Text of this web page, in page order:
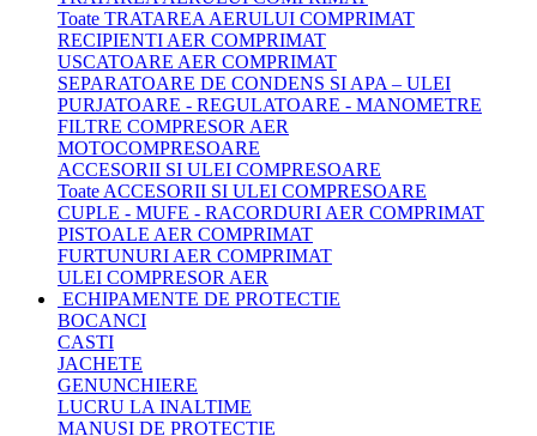
Toate TRATAREA AERULUI COMPRIMAT
RECIPIENTI AER COMPRIMAT
USCATOARE AER COMPRIMAT
SEPARATOARE DE CONDENS SI APA – ULEI
PURJATOARE - REGULATOARE - MANOMETRE
FILTRE COMPRESOR AER
MOTOCOMPRESOARE
ACCESORII SI ULEI COMPRESOARE
Toate ACCESORII SI ULEI COMPRESOARE
CUPLE - MUFE - RACORDURI AER COMPRIMAT
PISTOALE AER COMPRIMAT
FURTUNURI AER COMPRIMAT
ULEI COMPRESOR AER
ECHIPAMENTE DE PROTECTIE
BOCANCI
CASTI
JACHETE
GENUNCHIERE
LUCRU LA INALTIME
MANUSI DE PROTECTIE